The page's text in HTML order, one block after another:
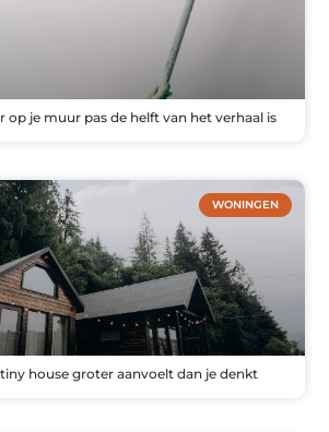
op je muur pas de helft van het verhaal is
WONINGEN
house groter aanvoelt dan je denkt